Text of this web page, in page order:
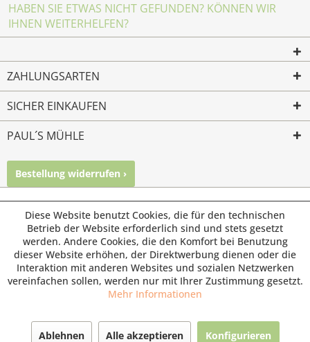
HABEN SIE ETWAS NICHT GEFUNDEN? KÖNNEN WIR
IHNEN WEITERHELFEN?
ZAHLUNGSARTEN
SICHER EINKAUFEN
PAUL´S MÜHLE
Bestellung widerrufen ›
© Paul's Mühle | Inhaber: Christof Paul e.K. | Westring 2 |
45659 Recklinghausen
Fax: 02361 -28831 | E-Mail: info@pauls-muehle.de
Diese Website benutzt Cookies, die für den technischen
Betrieb der Website erforderlich sind und stets gesetzt
werden. Andere Cookies, die den Komfort bei Benutzung
dieser Website erhöhen, der Direktwerbung dienen oder die
Interaktion mit anderen Websites und sozialen Netzwerken
vereinfachen sollen, werden nur mit Ihrer Zustimmung gesetzt.
Mehr Informationen
Ablehnen Alle akzeptieren Konfigurieren